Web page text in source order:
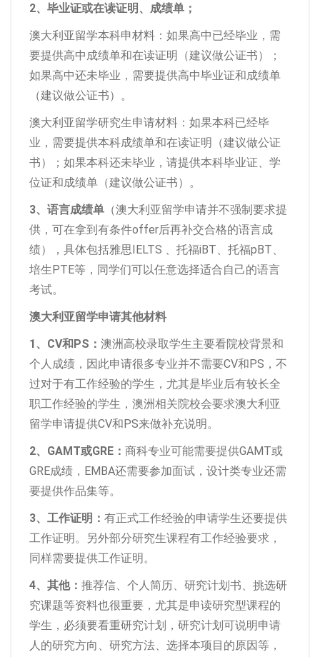
2、毕业证或在读证明、成绩单；
澳大利亚留学本科申材料：如果高中已经毕业，需
要提供高中成绩单和在读证明（建议做公证书）；
如果高中还未毕业，需要提供高中毕业证和成绩单
（建议做公证书）。
澳大利亚留学研究生申请材料：如果本科已经毕
业，需要提供本科成绩单和在读证明（建议做公证
书）；如果本科还未毕业，请提供本科毕业证、学
位证和成绩单（建议做公证书）。
3、语言成绩单 （澳大利亚留学申请并不强制要求提
供，可在拿到有条件offer后再补交合格的语言成
绩），具体包括雅思IELTS 、托福iBT、托福pBT、
培生PTE等，同学们可以任意选择适合自己的语言
考试。
澳大利亚留学申请其他材料
1、CV和PS： 澳洲高校录取学生主要看院校背景和
个人成绩，因此申请很多专业并不需要CV和PS，不
过对于有工作经验的学生，尤其是毕业后有较长全
职工作经验的学生，澳洲相关院校会要求澳大利亚
留学申请提供CV和PS来做补充说明。
2、GAMT或GRE： 商科专业可能需要提供GAMT或
GRE成绩，EMBA还需要参加面试，设计类专业还需
要提供作品集等。
3、工作证明： 有正式工作经验的申请学生还要提供
工作证明。另外部分研究生课程有工作经验要求，
同样需要提供工作证明。
4、其他： 推荐信、个人简历、研究计划书、挑选研
究课题等资料也很重要，尤其是申读研究型课程的
学生，必须要看重研究计划，研究计划可说明申请
人的研究方向、研究方法、选择本项目的原因等，